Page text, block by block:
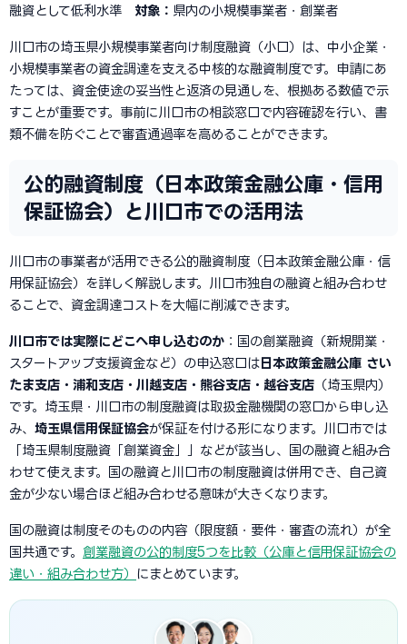
融資として低利水準 対象： 県内の小規模事業者・創業者
川口市の埼玉県小規模事業者向け制度融資（小口）は、中小企業・
小規模事業者の資金調達を支える中核的な融資制度です。申請にあ
たっては、資金使途の妥当性と返済の見通しを、根拠ある数値で示
すことが重要です。事前に川口市の相談窓口で内容確認を行い、書
類不備を防ぐことで審査通過率を高めることができます。
公的融資制度（日本政策金融公庫・信用
保証協会）と川口市での活用法
川口市の事業者が活用できる公的融資制度（日本政策金融公庫・信
用保証協会）を詳しく解説します。川口市独自の融資と組み合わせ
ることで、資金調達コストを大幅に削減できます。
川口市では実際にどこへ申し込むのか ：国の創業融資（新規開業・
スタートアップ支援資金など）の申込窓口は 日本政策金融公庫 さい
たま支店・浦和支店・川越支店・熊谷支店・越谷支店 （埼玉県内）
です。埼玉県・川口市の制度融資は取扱金融機関の窓口から申し込
み、 埼玉県信用保証協会が保証を付ける形になります。川口市では
「埼玉県制度融資「創業資金」」などが該当し、国の融資と組み合
わせて使えます。国の融資と川口市の制度融資は併用でき、自己資
金が少ない場合ほど組み合わせる意味が大きくなります。
国の融資は制度そのものの内容（限度額・要件・審査の流れ）が全
国共通です。 創業融資の公的制度5つを比較（公庫と信用保証協会の
違い・組み合わせ方） にまとめています。